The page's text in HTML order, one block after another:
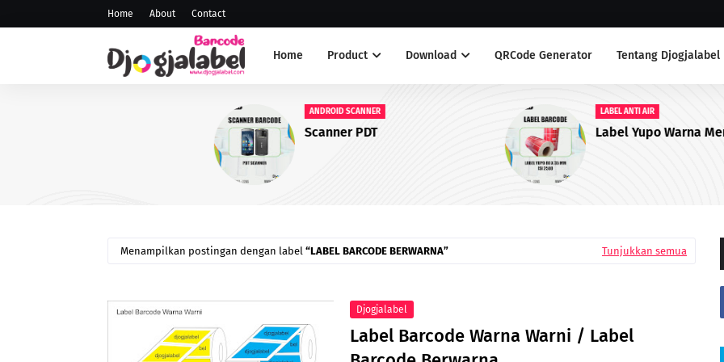
Home About Contact
Home Product Download QRCode Generator Tentang Djogjalabel
ANDROID SCANNER
Scanner PDT
LABEL ANTI AIR
Label Yupo Warna Merah
Menampilkan postingan dengan label LABEL BARCODE BERWARNA Tunjukkan semua
Djogjalabel
Label Barcode Warna Warni / Label